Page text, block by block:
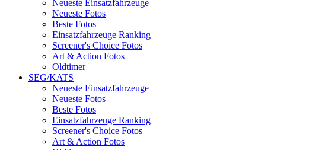
Neueste Einsatzfahrzeuge
Neueste Fotos
Beste Fotos
Einsatzfahrzeuge Ranking
Screener's Choice Fotos
Art & Action Fotos
Oldtimer
SEG/KATS
Neueste Einsatzfahrzeuge
Neueste Fotos
Beste Fotos
Einsatzfahrzeuge Ranking
Screener's Choice Fotos
Art & Action Fotos